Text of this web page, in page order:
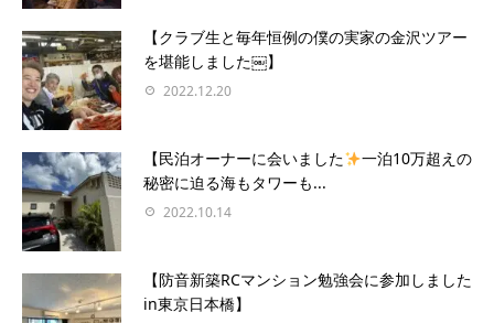
【クラブ生と毎年恒例の僕の実家の金沢ツアー
を堪能しました￼】
2022.12.20
【民泊オーナーに会いました
一泊10万超えの
秘密に迫る海もタワーも...
2022.10.14
【防音新築RCマンション勉強会に参加しました
in東京日本橋】